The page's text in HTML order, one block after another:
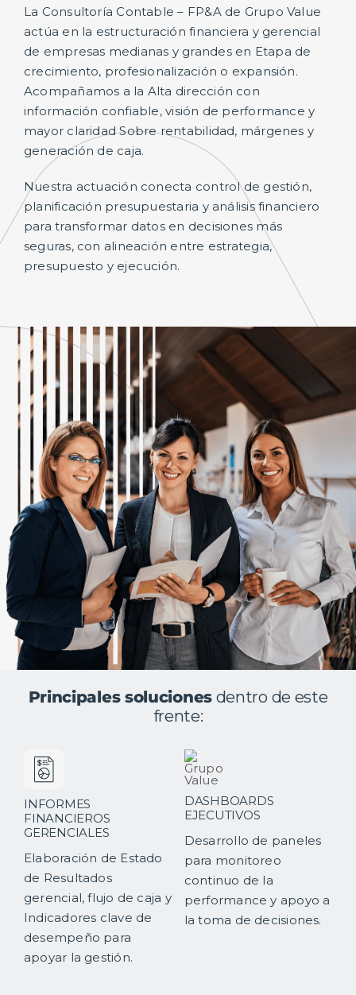
La Consultoría Contable – FP&A de Grupo Value
actúa en la estructuración financiera y gerencial
de empresas medianas y grandes en Etapa de
crecimiento, profesionalización o expansión.
Acompañamos a la Alta dirección con
información confiable, visión de performance y
mayor claridad Sobre rentabilidad, márgenes y
generación de caja.
Nuestra actuación conecta control de gestión,
planificación presupuestaria y análisis financiero
para transformar datos en decisiones más
seguras, con alineación entre estrategia,
presupuesto y ejecución.
Principales solucionesdentro de este
frente:
INFORMES
FINANCIEROS
GERENCIALES
Elaboración de Estado
de Resultados
gerencial, flujo de caja y
Indicadores clave de
desempeño para
apoyar la gestión.
DASHBOARDS
EJECUTIVOS
Desarrollo de paneles
para monitoreo
continuo de la
performance y apoyo a
la toma de decisiones.